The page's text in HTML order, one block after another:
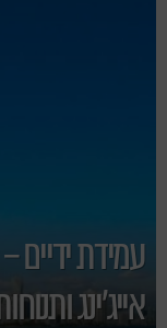
עמידת ידיים
אייג'ינג